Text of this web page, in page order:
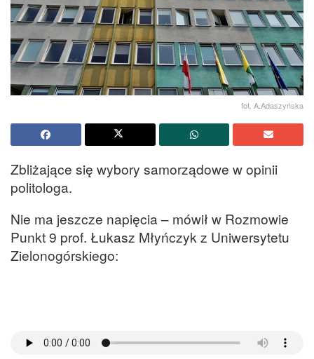
fot. A.Adaszyńska
Zbliżające się wybory samorządowe w opinii
politologa.
Nie ma jeszcze napięcia – mówił w Rozmowie
Punkt 9 prof. Łukasz Młyńczyk z Uniwersytetu
Zielonogórskiego: